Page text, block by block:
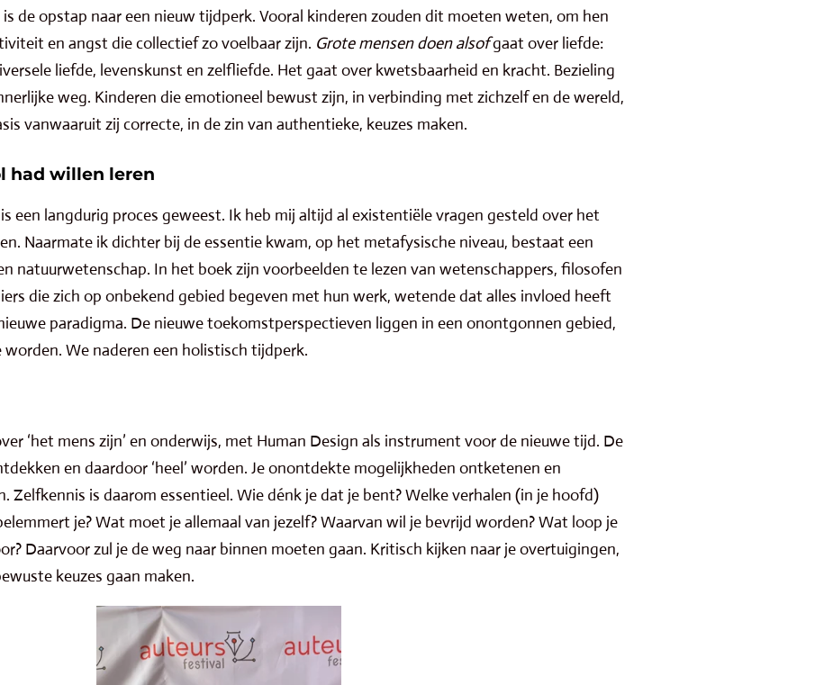
de opstap naar een nieuw tijdperk. Vooral kinderen zouden dit moeten weten, om hen
en angst die collectief zo voelbaar zijn. Grote mensen doen alsofgaat over liefde:
liefde, levenskunst en zelfliefde. Het gaat over kwetsbaarheid en kracht. Bezieling
weg. Kinderen die emotioneel bewust zijn, in verbinding met zichzelf en de wereld,
vanwaaruit zij correcte, in de zin van authentieke, keuzes maken.
had willen leren
een langdurig proces geweest. Ik heb mij altijd al existentiële vragen gesteld over het
Naarmate ik dichter bij de essentie kwam, op het metafysische niveau, bestaat een
natuurwetenschap. In het boek zijn voorbeelden te lezen van wetenschappers, filosofen
die zich op onbekend gebied begeven met hun werk, wetende dat alles invloed heeft
paradigma. De nieuwe toekomstperspectieven liggen in een onontgonnen gebied,
We naderen een holistisch tijdperk.
‘het mens zijn’ en onderwijs, met Human Design als instrument voor de nieuwe tijd. De
en daardoor ‘heel’ worden. Je onontdekte mogelijkheden ontketenen en
Zelfkennis is daarom essentieel. Wie dénk je dat je bent? Welke verhalen (in je hoofd)
je? Wat moet je allemaal van jezelf? Waarvan wil je bevrijd worden? Wat loop je
Daarvoor zul je de weg naar binnen moeten gaan. Kritisch kijken naar je overtuigingen,
keuzes gaan maken.